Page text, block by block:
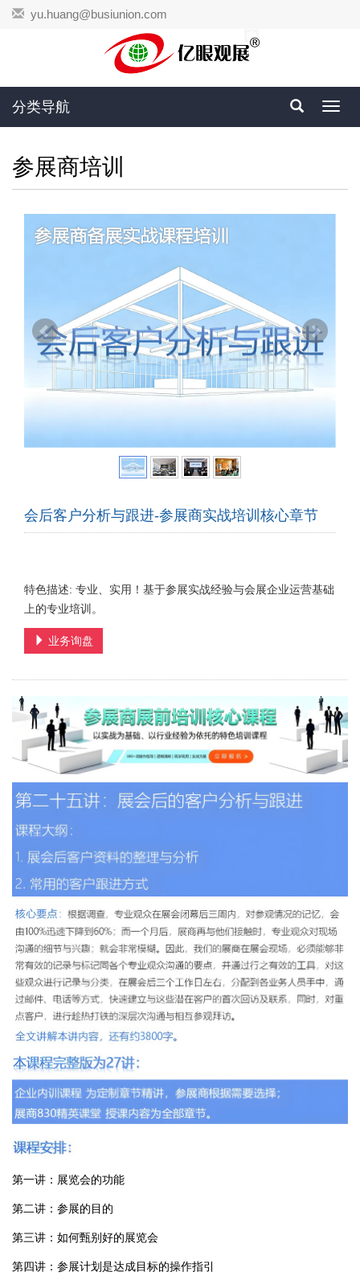
yu.huang@busiunion.com
分类导航
参展商培训
会后客户分析与跟进-参展商实战培训核心章节
特色描述: 专业、实用！基于参展实战经验与会展企业运营基础
上的专业培训。
业务询盘
第一讲：展览会的功能
第二讲：参展的目的
第三讲：如何甄别好的展览会
第四讲：参展计划是达成目标的操作指引